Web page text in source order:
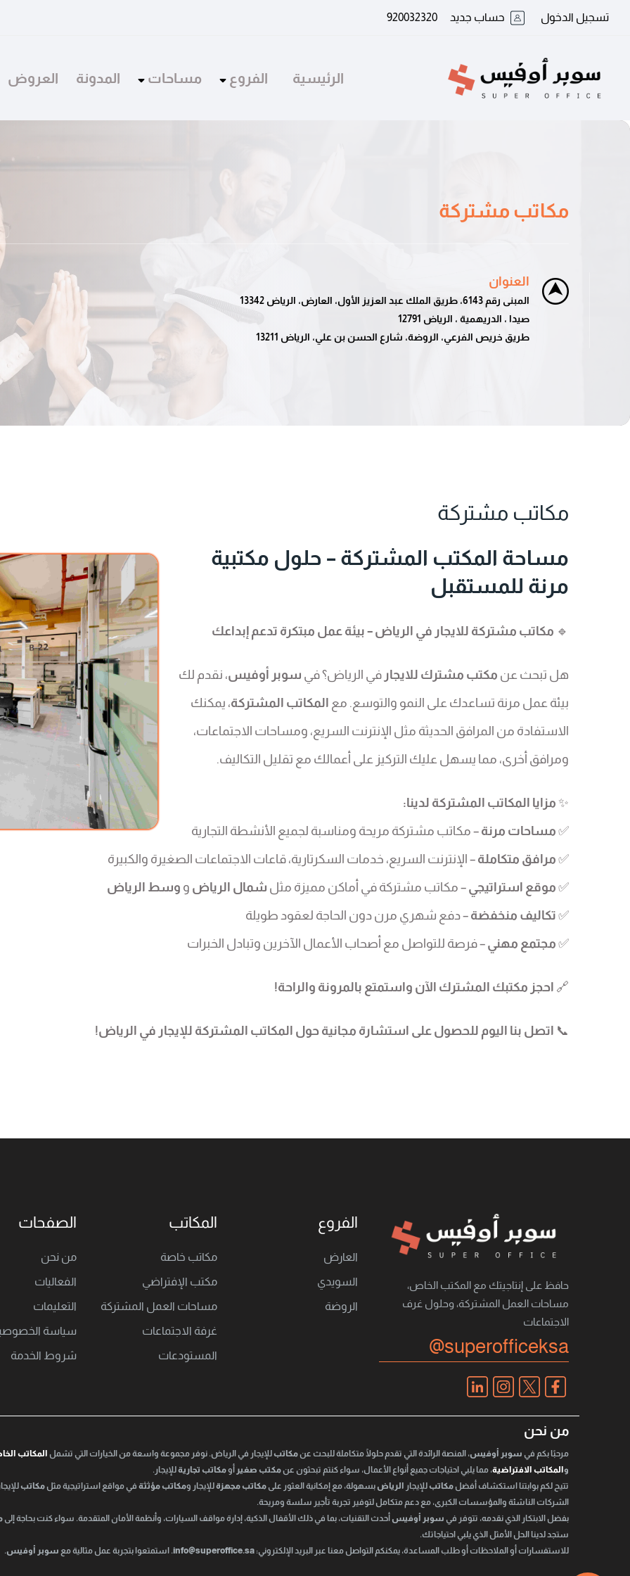
920032320 حساب جديد تسجيل الدخول
الرئيسية الفروع مساحات المدونة العروض
مكاتب مشتركة
العنوان
المبنى رقم 6143، طريق الملك عبد العزيز الأول، العارض، الرياض 13342
صيدا ، الدريهمية ، الرياض 12791
طريق خريص الفرعي، الروضة، شارع الحسن بن علي، الرياض 13211
مكاتب مشتركة
مساحة المكتب المشتركة – حلول مكتبية
مرنة للمستقبل
🔹 مكاتب مشتركة للايجار في الرياض – بيئة عمل مبتكرة تدعم إبداعك
هل تبحث عن مكتب مشترك للايجار في الرياض؟ في سوبر أوفيس، نقدم لك
بيئة عمل مرنة تساعدك على النمو والتوسع. مع المكاتب المشتركة، يمكنك
الاستفادة من المرافق الحديثة مثل الإنترنت السريع، ومساحات الاجتماعات،
ومرافق أخرى، مما يسهل عليك التركيز على أعمالك مع تقليل التكاليف.
✨ مزايا المكاتب المشتركة لدينا:
✅ مساحات مرنة – مكاتب مشتركة مريحة ومناسبة لجميع الأنشطة التجارية
✅ مرافق متكاملة – الإنترنت السريع، خدمات السكرتارية، قاعات الاجتماعات الصغيرة والكبيرة
✅ موقع استراتيجي – مكاتب مشتركة في أماكن مميزة مثل شمال الرياض و وسط الرياض
✅ تكاليف منخفضة – دفع شهري مرن دون الحاجة لعقود طويلة
✅ مجتمع مهني – فرصة للتواصل مع أصحاب الأعمال الآخرين وتبادل الخبرات
🔗 احجز مكتبك المشترك الآن واستمتع بالمرونة والراحة!
📞 اتصل بنا اليوم للحصول على استشارة مجانية حول المكاتب المشتركة للإيجار في الرياض!
حافظ على إنتاجيتك مع المكتب الخاص،
مساحات العمل المشتركة، وحلول غرف
الاجتماعات
@superofficeksa
الفروع
العارض
السويدي
الروضة
المكاتب
مكاتب خاصة
مكتب اﻹفتراضي
مساحات العمل المشتركة
غرفة الاجتماعات
المستودعات
الصفحات
من نحن
الفعاليات
التعليمات
سياسة
شروط الخدمة
من نحن
مرحبًا بكم في سوبر أوفيس، المنصة الرائدة التي تقدم حلولًا متكاملة للبحث عنمكاتبللإيجار في الرياض. نوفر مجموعة واسعة من الخيارات التي تشمل المكاتب
والمكاتب الافتراضية، مما يلبي احتياجات جميع أنواع الأعمال، سواء كنتم تبحثون عنمكتب صغير أومكاتب تجاريةللإيجار.
تتيح لكم بوابتنا استكشاف أفضل مكاتبللإيجار الرياضبسهولة، مع إمكانية العثور على مكاتب مجهزةللإيجار ومكاتب مؤثثة في مواقع استراتيجية مثل مكاتب
الشركات الناشئة والمؤسسات الكبرى، مع دعم متكامل لتوفير تجربة تأجير سلسة ومريحة.
بفضل الابتكار الذي نقدمه، تتوفر في سوبر أوفيسأحدث التقنيات، بما في ذلك الأقفال الذكية، إدارة مواقف السيارات، وأنظمة الأمان المتقدمة. سواء كنت بحاجة إلى
ستجد لدينا الحل الأمثل الذي يلبي احتياجاتك.
للاستفسارات أو الملاحظات أو طلب المساعدة، يمكنكم التواصل معنا عبر البريد الإلكتروني: info@superoffice.sa. استمتعوا بتجربة عمل مثالية مع سوبر أوفيس.